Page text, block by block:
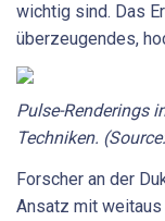
wichtig sind. Das
überzeugendes,
Pulse-Renderings
Techniken.
Forscher an der
Ansatz mit